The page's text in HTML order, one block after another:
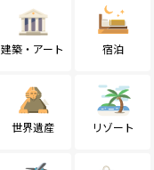
建築・アート 宿泊
世界遺産 リゾート